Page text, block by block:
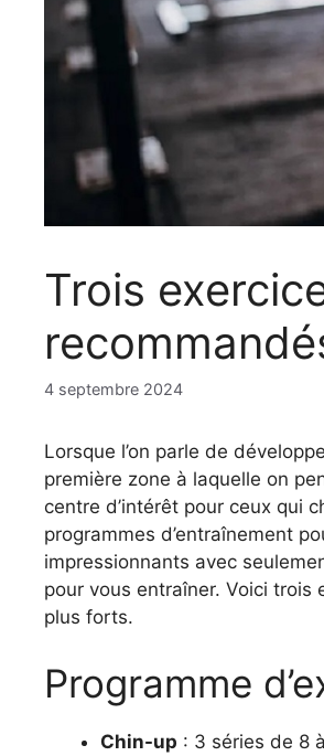
Trois
4 septembre 2024
Lorsque l’on parle de
première zone à laquelle on
centre d’intérêt pour ceux qui
programmes d’entraînement
impressionnants avec
pour vous entraîner. Voici
plus forts.
Programme
Chin-up : 3 séries de 8